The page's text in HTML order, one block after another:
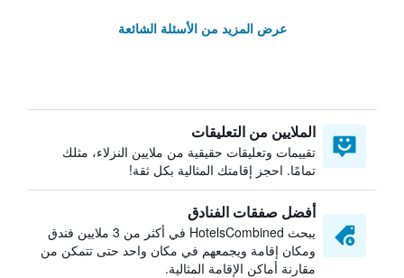
عرض المزيد من الأسئلة الشائعة
الملايين من التعليقات
تقييمات وتعليقات حقيقية من ملايين النزلاء، مثلك
تمامًا. احجز إقامتك المثالية بكل ثقة!
أفضل صفقات الفنادق
يبحث HotelsCombined في أكثر من 3 ملايين فندق
ومكان إقامة ويجمعهم في مكان واحد حتى تتمكن من
مقارنة أماكن الإقامة المثالية.